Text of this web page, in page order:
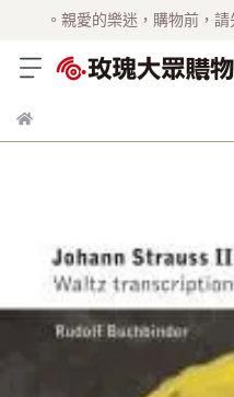
。親愛的樂迷，購物前，